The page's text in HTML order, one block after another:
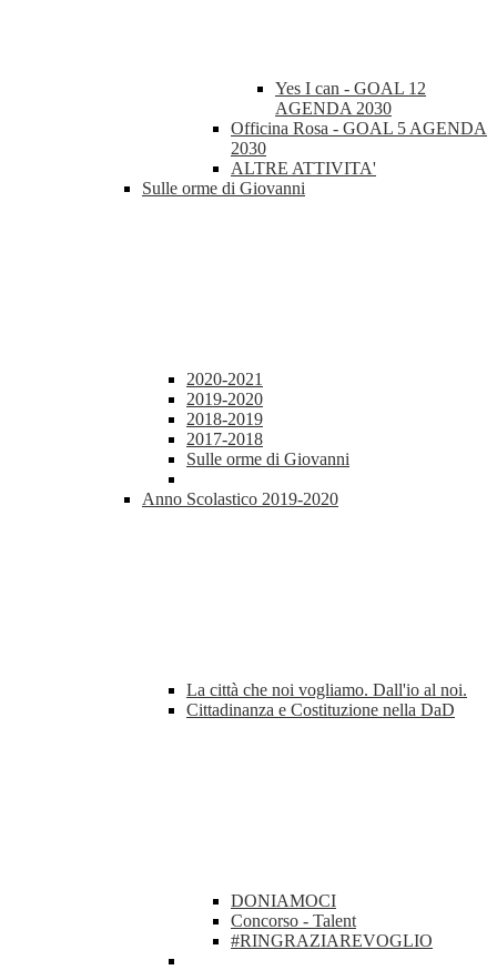
Yes I can - GOAL 12
AGENDA 2030
Officina Rosa - GOAL 5 AGENDA
2030
ALTRE ATTIVITA'
Sulle orme di Giovanni
2020-2021
2019-2020
2018-2019
2017-2018
Sulle orme di Giovanni
Anno Scolastico 2019-2020
La città che noi vogliamo. Dall'io al noi.
Cittadinanza e Costituzione nella DaD
DONIAMOCI
Concorso - Talent
#RINGRAZIAREVOGLIO